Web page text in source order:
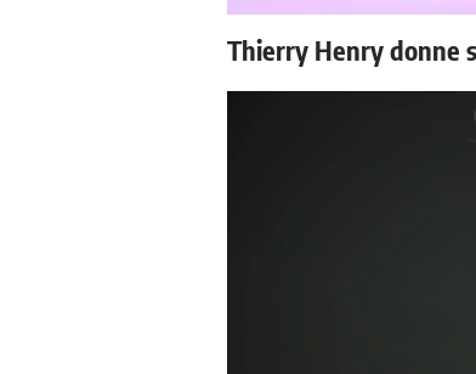
Thierry Henry donne